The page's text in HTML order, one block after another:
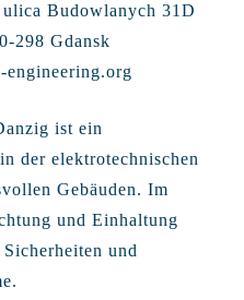
ulica Budowlanych 31D
298 Gdansk
engineering.org
ist ein
der elektrotechnischen
Gebäuden. Im
und Einhaltung
und